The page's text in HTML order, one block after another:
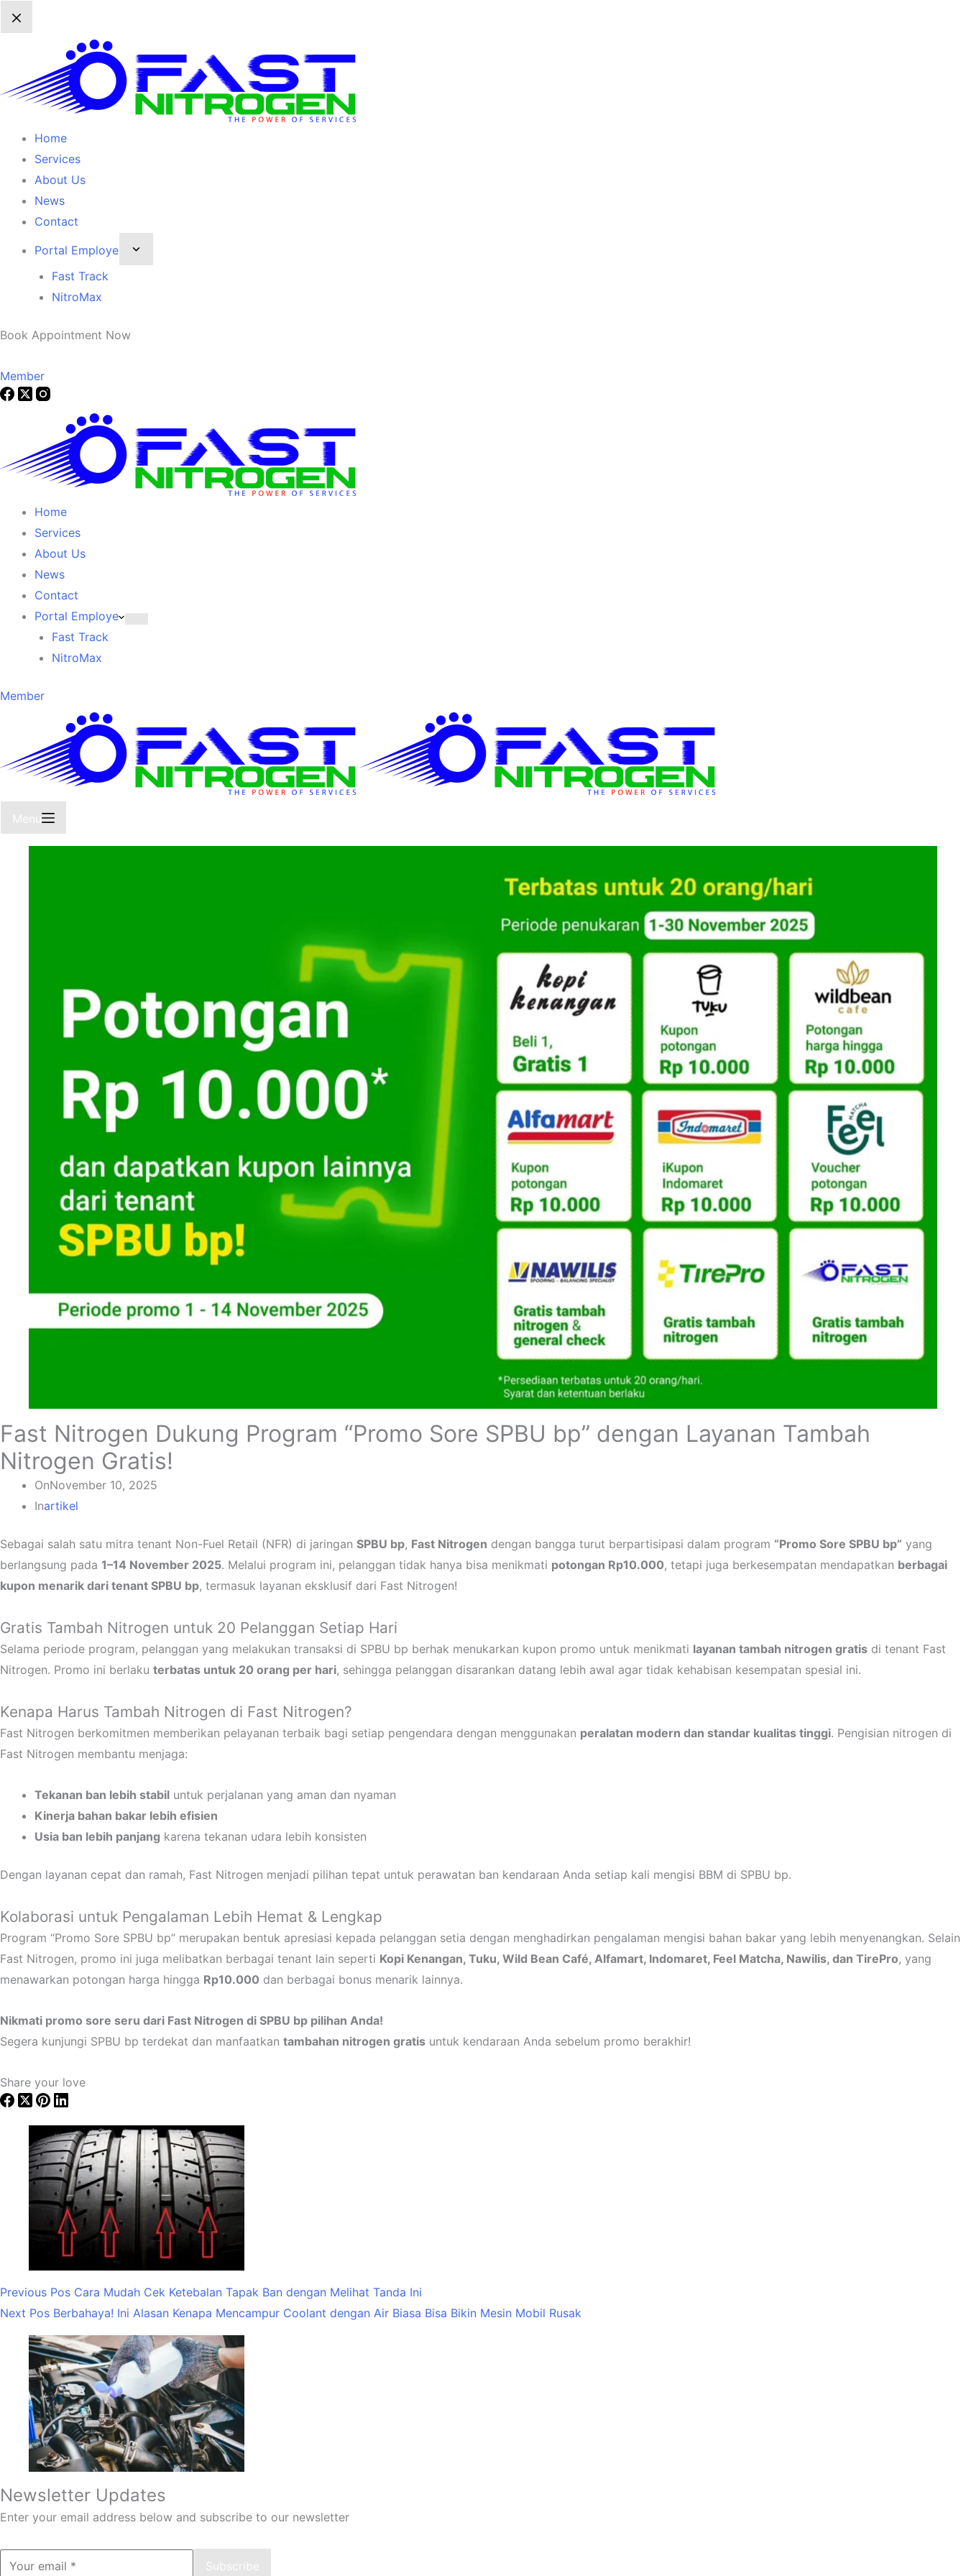
Home
Services
About Us
News
Contact
Portal Employe
Fast Track
NitroMax
Book Appointment Now
Member
Home
Services
About Us
News
Contact
Portal Employe
Fast Track
NitroMax
Member
Menu
Fast Nitrogen Dukung Program “Promo Sore SPBU bp” dengan Layanan Tambah
Nitrogen Gratis!
OnNovember 10, 2025
Inartikel
Sebagai salah satu mitra tenant Non-Fuel Retail (NFR) di jaringan SPBU bp, Fast Nitrogen dengan bangga turut berpartisipasi dalam program “Promo Sore SPBU bp” yang
berlangsung pada 1–14 November 2025. Melalui program ini, pelanggan tidak hanya bisa menikmati potongan Rp10.000, tetapi juga berkesempatan mendapatkan berbagai
kupon menarik dari tenant SPBU bp, termasuk layanan eksklusif dari Fast Nitrogen!
Gratis Tambah Nitrogen untuk 20 Pelanggan Setiap Hari
Selama periode program, pelanggan yang melakukan transaksi di SPBU bp berhak menukarkan kupon promo untuk menikmati layanan tambah nitrogen gratis di tenant Fast
Nitrogen. Promo ini berlaku terbatas untuk 20 orang per hari, sehingga pelanggan disarankan datang lebih awal agar tidak kehabisan kesempatan spesial ini.
Kenapa Harus Tambah Nitrogen di Fast Nitrogen?
Fast Nitrogen berkomitmen memberikan pelayanan terbaik bagi setiap pengendara dengan menggunakan peralatan modern dan standar kualitas tinggi. Pengisian nitrogen di
Fast Nitrogen membantu menjaga:
Tekanan ban lebih stabil untuk perjalanan yang aman dan nyaman
Kinerja bahan bakar lebih efisien
Usia ban lebih panjang karena tekanan udara lebih konsisten
Dengan layanan cepat dan ramah, Fast Nitrogen menjadi pilihan tepat untuk perawatan ban kendaraan Anda setiap kali mengisi BBM di SPBU bp.
Kolaborasi untuk Pengalaman Lebih Hemat & Lengkap
Program “Promo Sore SPBU bp” merupakan bentuk apresiasi kepada pelanggan setia dengan menghadirkan pengalaman mengisi bahan bakar yang lebih menyenangkan. Selain
Fast Nitrogen, promo ini juga melibatkan berbagai tenant lain seperti Kopi Kenangan, Tuku, Wild Bean Café, Alfamart, Indomaret, Feel Matcha, Nawilis, dan TirePro, yang
menawarkan potongan harga hingga Rp10.000 dan berbagai bonus menarik lainnya.
Nikmati promo sore seru dari Fast Nitrogen di SPBU bp pilihan Anda!
Segera kunjungi SPBU bp terdekat dan manfaatkan tambahan nitrogen gratis untuk kendaraan Anda sebelum promo berakhir!
Share your love
Previous Pos Cara Mudah Cek Ketebalan Tapak Ban dengan Melihat Tanda Ini
Next Pos Berbahaya! Ini Alasan Kenapa Mencampur Coolant dengan Air Biasa Bisa Bikin Mesin Mobil Rusak
Newsletter Updates
Enter your email address below and subscribe to our newsletter
Subscribe